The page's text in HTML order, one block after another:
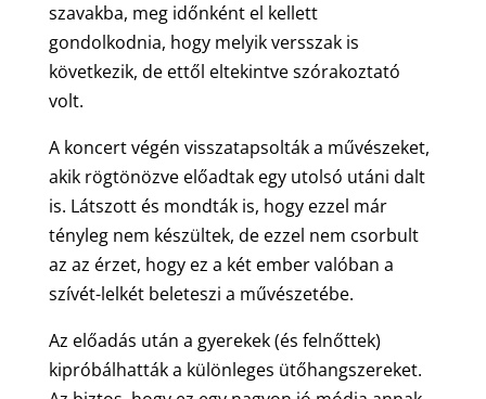
szavakba, meg időnként el kellett
gondolkodnia, hogy melyik versszak is
következik, de ettől eltekintve szórakoztató
volt.
A koncert végén visszatapsolták a művészeket,
akik rögtönözve előadtak egy utolsó utáni dalt
is. Látszott és mondták is, hogy ezzel már
tényleg nem készültek, de ezzel nem csorbult
az az érzet, hogy ez a két ember valóban a
szívét-lelkét beleteszi a művészetébe.
Az előadás után a gyerekek (és felnőttek)
kipróbálhatták a különleges ütőhangszereket.